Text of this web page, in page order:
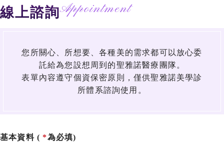
線上諮詢Appointment
您所關心、所想要、各種美的需求都可以放心委
託給為您設想周到的聖雅諾醫療團隊。
表單內容遵守個資保密原則，僅供聖雅諾美學診
所體系諮詢使用。
基本資料 ( 為必填)